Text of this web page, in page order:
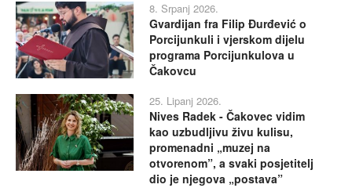
8. Srpanj 2026.
Gvardijan fra Filip Đurđević o
Porcijunkuli i vjerskom dijelu
programa Porcijunkulova u
Čakovcu
25. Lipanj 2026.
Nives Radek - Čakovec vidim
kao uzbudljivu živu kulisu,
promenadni „muzej na
otvorenom”, a svaki posjetitelj
dio je njegova „postava”